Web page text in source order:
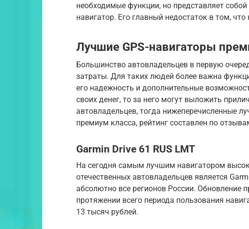
необходимые функции, но представляет
навигатор. Его главный недостаток в том,
Лучшие GPS-навигаторы
Большинство автовладельцев в первую
затраты. Для таких людей более важна
его надежность и дополнительные
своих денег, то за него могут выложить
автовладельцев, тогда нижеперечисленные
премиум класса, рейтинг составлен по
Garmin Drive 61 RUS LMT
На сегодня самым лучшим навигатором
отечественных автовладельцев является
абсолютно все регионов России. Обновление
протяжении всего периода пользования
13 тысяч рублей.